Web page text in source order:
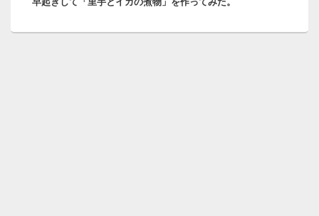
ョ
稿: